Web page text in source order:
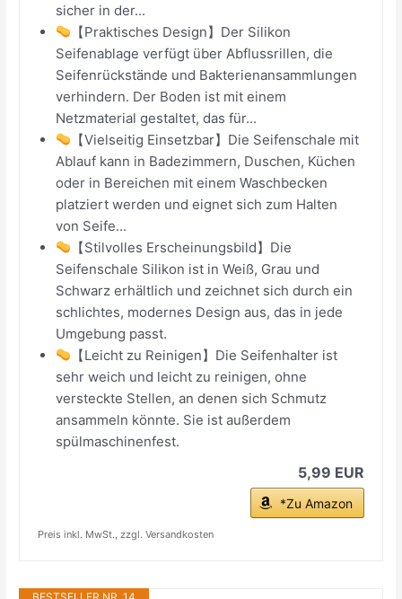
sicher in der...
【Praktisches Design】Der Silikon
Seifenablage verfügt über Abflussrillen, die
Seifenrückstände und Bakterienansammlungen
verhindern. Der Boden ist mit einem
Netzmaterial gestaltet, das für...
【Vielseitig Einsetzbar】Die Seifenschale mit
Ablauf kann in Badezimmern, Duschen, Küchen
oder in Bereichen mit einem Waschbecken
platziert werden und eignet sich zum Halten
von Seife...
【Stilvolles Erscheinungsbild】Die
Seifenschale Silikon ist in Weiß, Grau und
Schwarz erhältlich und zeichnet sich durch ein
schlichtes, modernes Design aus, das in jede
Umgebung passt.
【Leicht zu Reinigen】Die Seifenhalter ist
sehr weich und leicht zu reinigen, ohne
versteckte Stellen, an denen sich Schmutz
ansammeln könnte. Sie ist außerdem
spülmaschinenfest.
5,99 EUR
*Zu Amazon
Preis inkl. MwSt., zzgl. Versandkosten